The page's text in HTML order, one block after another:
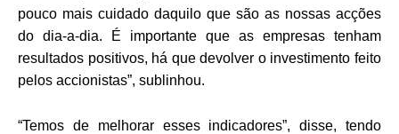
pouco mais cuidado daquilo que são as nossas acções
do dia-a-dia. É importante que as empresas tenham
resultados positivos, há que devolver o investimento feito
pelos accionistas”, sublinhou.
“Temos de melhorar esses indicadores”, disse, tendo